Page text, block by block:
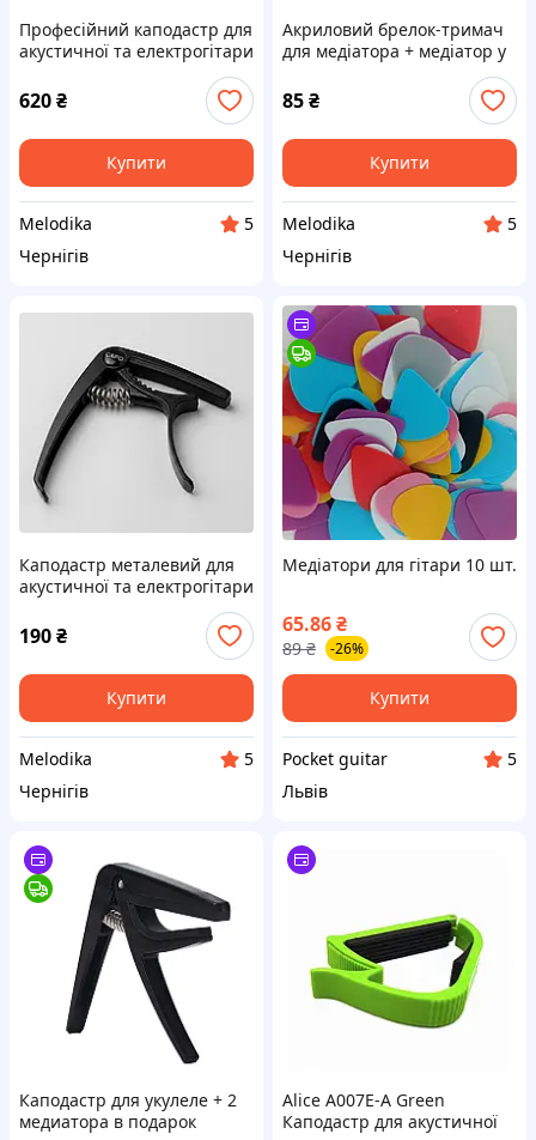
Професійний каподастр для
акустичної та електрогітари
620₴
Купити
Melodika
5
Чернігів
Акриловий брелок-тримач
для медіатора + медіатор у
85₴
Купити
Melodika
5
Чернігів
Каподастр металевий для
акустичної та електрогітари
190₴
Купити
Melodika
5
Чернігів
Медіатори для гітари 10 шт.
65.86₴
89 ₴ -26%
Купити
Pocket guitar
5
Львів
Каподастр для укулеле + 2
медиатора в подарок
Alice A007E-A Green
Каподастр для акустичної